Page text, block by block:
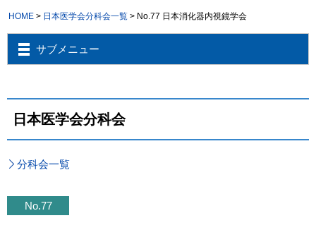
HOME > 日本医学会分科会一覧 > No.77 日本消化器内視鏡学会
サブメニュー
日本医学会分科会
分科会一覧
No.77